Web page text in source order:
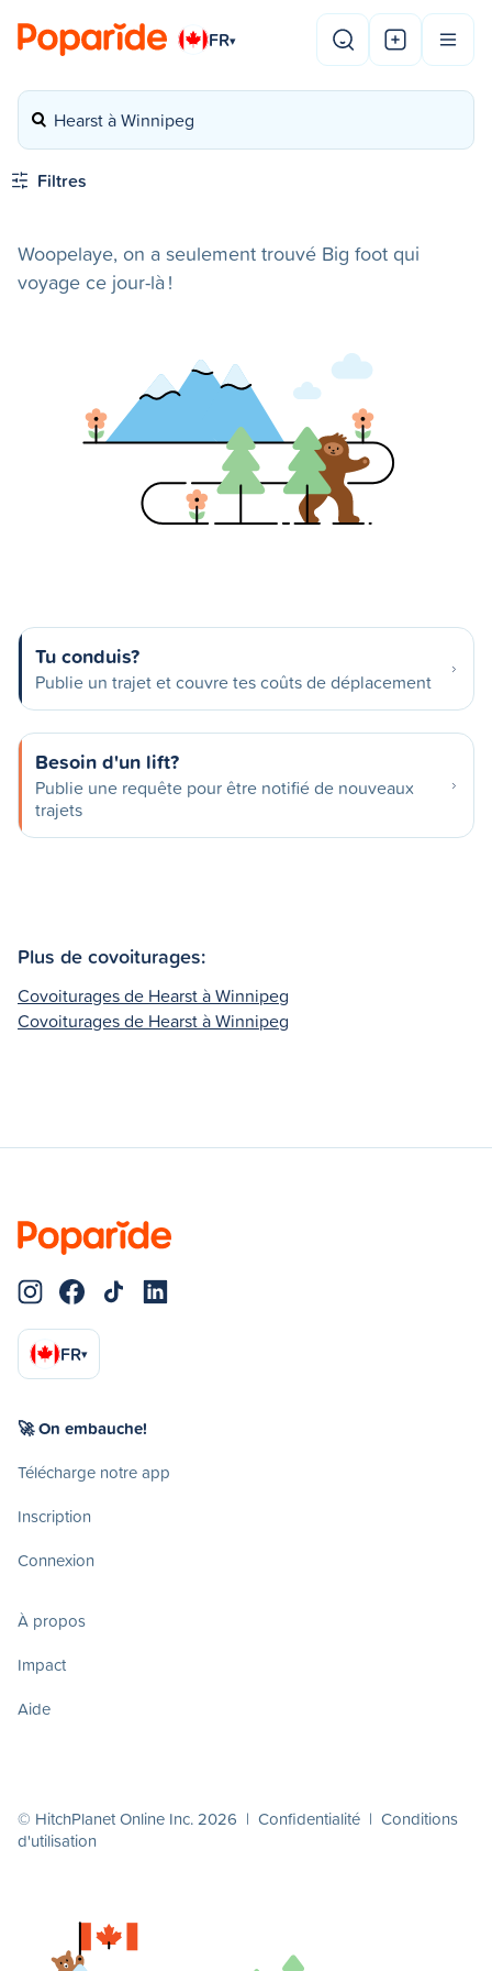
FR▾
Hearst à Winnipeg
Filtres
Woopelaye, on a seulement trouvé Big foot qui
voyage ce jour-là !
Tu conduis?
Publie un trajet et couvre tes coûts de déplacement
Besoin d'un lift?
Publie une requête pour être notifié de nouveaux
trajets
Plus de covoiturages:
Covoiturages de Hearst à Winnipeg
Covoiturages de Hearst à Winnipeg
FR▾
🚀 On embauche!
Télécharge notre app
Inscription
Connexion
À propos
Impact
Aide
© HitchPlanet Online Inc. 2026 | Confidentialité | Conditions
d'utilisation